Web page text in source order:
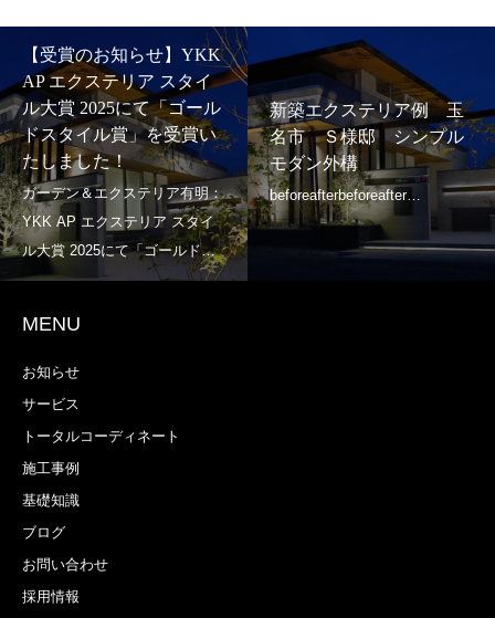
【受賞のお知らせ】YKK
AP エクステリア スタイ
ル大賞 2025にて「ゴール
ドスタイル賞」を受賞い
たしました！
新築エクステリア例 玉
名市 Ｓ様邸 シンプル
モダン外構
MENU
お知らせ
サービス
トータルコーディネート
施工事例
基礎知識
ブログ
お問い合わせ
採用情報